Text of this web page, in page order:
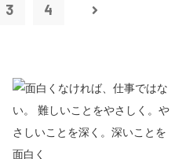
3 4